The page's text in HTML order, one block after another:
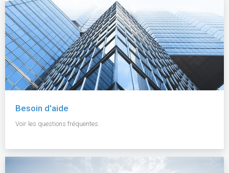
Besoin d'aide
Voir les questions fréquentes.